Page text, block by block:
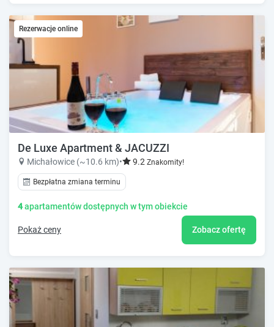
Rezerwacje online
De Luxe Apartment & JACUZZI
Michałowice (~10.6 km)• 9.2 Znakomity!
Bezpłatna zmiana terminu
4apartamentów dostępnych w tym obiekcie
Pokaż ceny Zobacz ofertę